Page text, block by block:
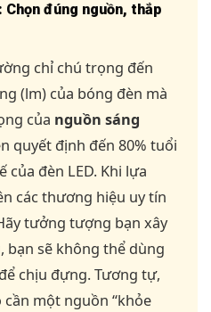
đúng nguồn, thắp
chỉ chú trọng đến
(lm) của bóng đèn mà
của nguồn sáng
quyết định đến 80% tuổi
đèn LED. Khi lựa
các thương hiệu uy tín
tưởng tượng bạn xây
bạn sẽ không thể dùng
chịu đựng. Tương tự,
cần một nguồn “khỏe